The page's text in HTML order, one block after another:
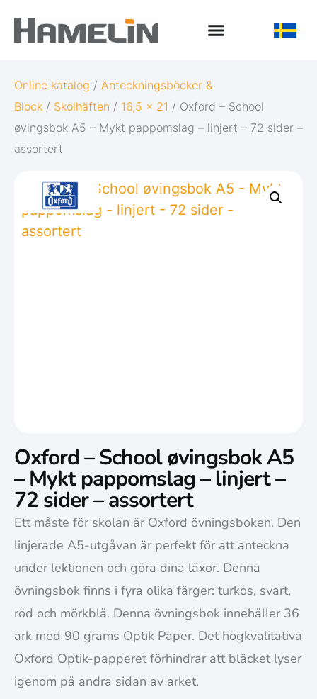
Online katalog / Anteckningsböcker &
Block / Skolhäften / 16,5 x 21 / Oxford – School
øvingsbok A5 – Mykt pappomslag – linjert – 72 sider –
assortert
Oxford – School øvingsbok A5
– Mykt pappomslag – linjert –
72 sider – assortert
Ett måste för skolan är Oxford övningsboken. Den
linjerade A5-utgåvan är perfekt för att anteckna
under lektionen och göra dina läxor. Denna
övningsbok finns i fyra olika färger: turkos, svart,
röd och mörkblå. Denna övningsbok innehåller 36
ark med 90 grams Optik Paper. Det högkvalitativa
Oxford Optik-papperet förhindrar att bläcket lyser
igenom på andra sidan av arket.